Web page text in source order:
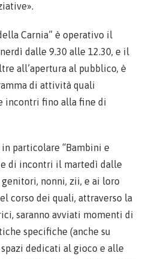
Carnia” è operativo il
dalle 9.30 alle 12.30, e il
all’apertura al pubblico, è
di attività quali
incontri fino alla fine di
particolare “Bambini e
di incontri il martedì dalle
nonni, zii, e ai loro
corso dei quali, attraverso la
saranno avviati momenti di
specifiche (anche su
dedicati al gioco e alle